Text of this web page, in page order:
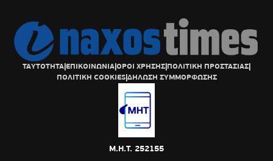
ΤΑΥΤΟΤΗΤΑ|ΕΠΙΚΟΙΝΩΝΙΑ|ΟΡΟΙ ΧΡΗΣΗΣ|ΠΟΛΙΤΙΚΗ ΠΡΟΣΤΑΣΙΑΣ|
ΠΟΛΙΤΙΚΗ COOKIES|ΔΗΛΩΣΗ ΣΥΜΜΟΡΦΩΣΗΣ
Μ.Η.Τ. 252155